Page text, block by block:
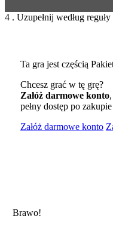
4 . Uzupełnij według reguły
Ta gra jest częścią
Chcesz grać w tę grę?
Załóż darmowe konto
pełny dostęp po
Załóż darmowe konto
Brawo!